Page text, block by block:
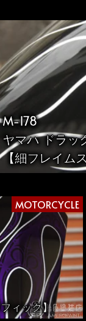
M-178
ヤマハ ドラッ
【細フレイムス
MOTORCYCLE
ィック】